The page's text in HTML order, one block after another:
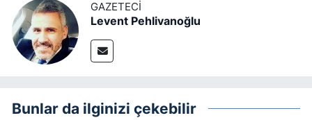
GAZETECI
Levent Pehlivanoğlu
Bunlar da ilginizi çekebilir